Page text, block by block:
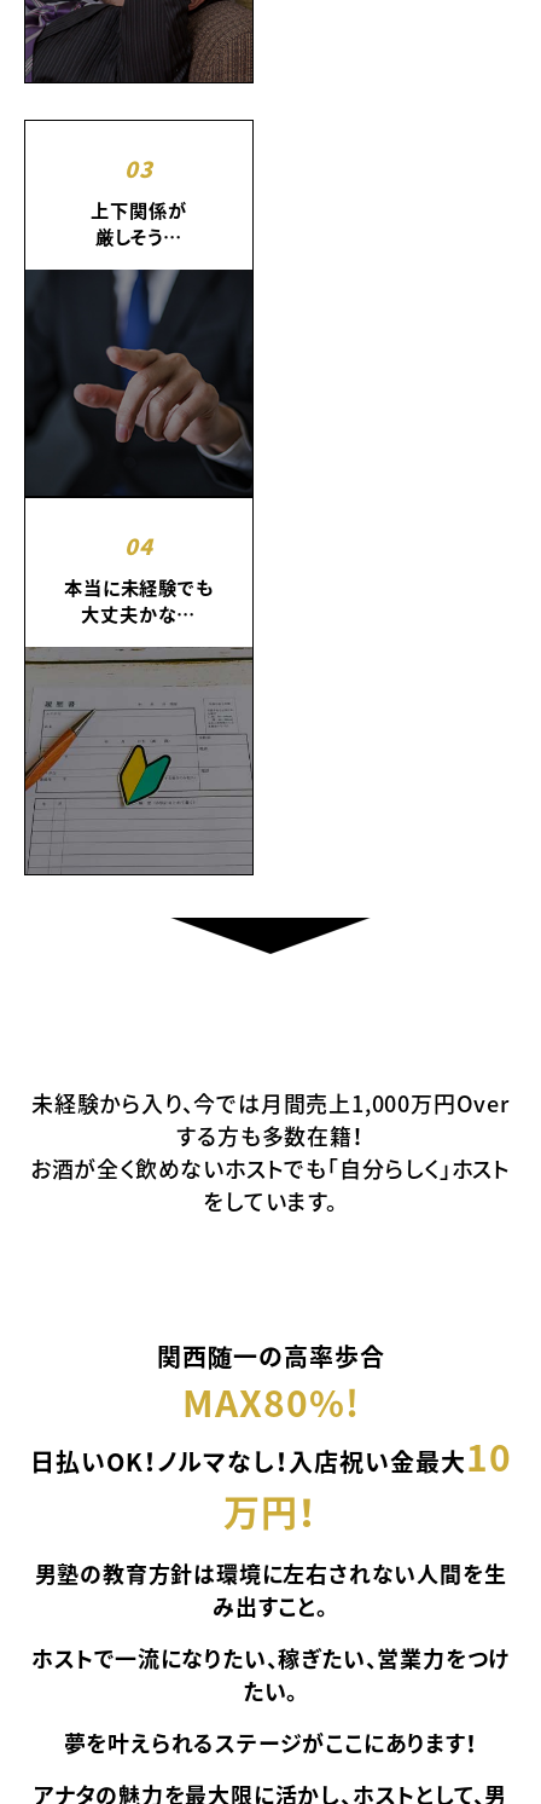
03
上下関係が
厳しそう…
04
本当に未経験でも
大丈夫かな…
未経験から入り、今では月間売上1,000万円Over
する方も多数在籍！
お酒が全く飲めないホストでも「自分らしく」ホスト
をしています。
関西随一の高率歩合
MAX80%!
日払いOK！ノルマなし！入店祝い金最大10
万円！
男塾の教育方針は環境に左右されない人間を生
み出すこと。
ホストで一流になりたい、稼ぎたい、営業力をつけ
たい。
夢を叶えられるステージがここにあります！
アナタの魅力を最大限に活かし、ホストとして、男